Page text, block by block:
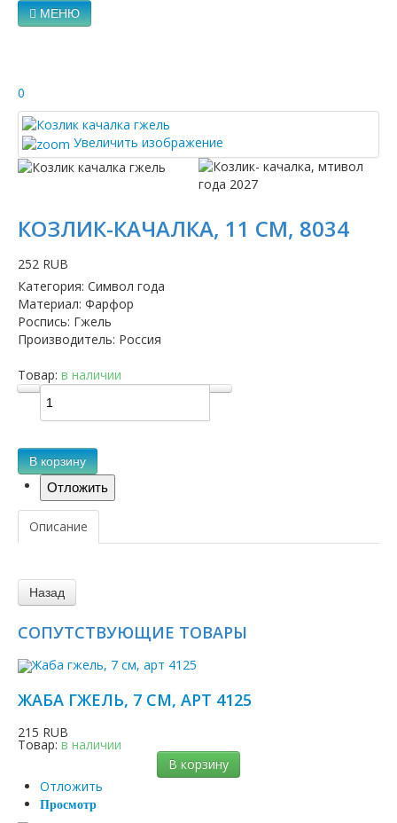
МЕНЮ
0
Увеличить изображение
КОЗЛИК-КАЧАЛКА, 11 СМ, 8034
252 RUB
Категория: Символ года
Материал: Фарфор
Роспись: Гжель
Производитель: Россия
Товар: в наличии
В корзину
Описание
СОПУТСТВУЮЩИЕ ТОВАРЫ
ЖАБА ГЖЕЛЬ, 7 СМ, АРТ 4125
215 RUB
Товар: в наличии
В корзину
Отложить
Просмотр